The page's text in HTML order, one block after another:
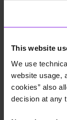
This website
We use
website usage,
cookies” also
decision at any